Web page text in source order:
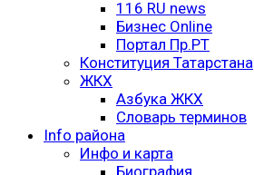
116 RU news
Бизнес Online
Портал Пр.РТ
Конституция Татарстана
ЖКХ
Азбука ЖКХ
Словарь терминов
Info района
Инфо и карта
Биография